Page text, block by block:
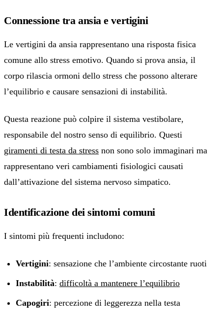
Connessione tra ansia e vertigini
Le vertigini da ansia rappresentano una risposta fisica
comune allo stress emotivo. Quando si prova ansia, il
corpo rilascia ormoni dello stress che possono alterare
l’equilibrio e causare sensazioni di instabilità.
Questa reazione può colpire il sistema vestibolare,
responsabile del nostro senso di equilibrio. Questi
giramenti di testa da stress non sono solo immaginari ma
rappresentano veri cambiamenti fisiologici causati
dall’attivazione del sistema nervoso simpatico.
Identificazione dei sintomi comuni
I sintomi più frequenti includono:
Vertigini: sensazione che l’ambiente circostante ruoti
Instabilità: difficoltà a mantenere l’equilibrio
Capogiri: percezione di leggerezza nella testa